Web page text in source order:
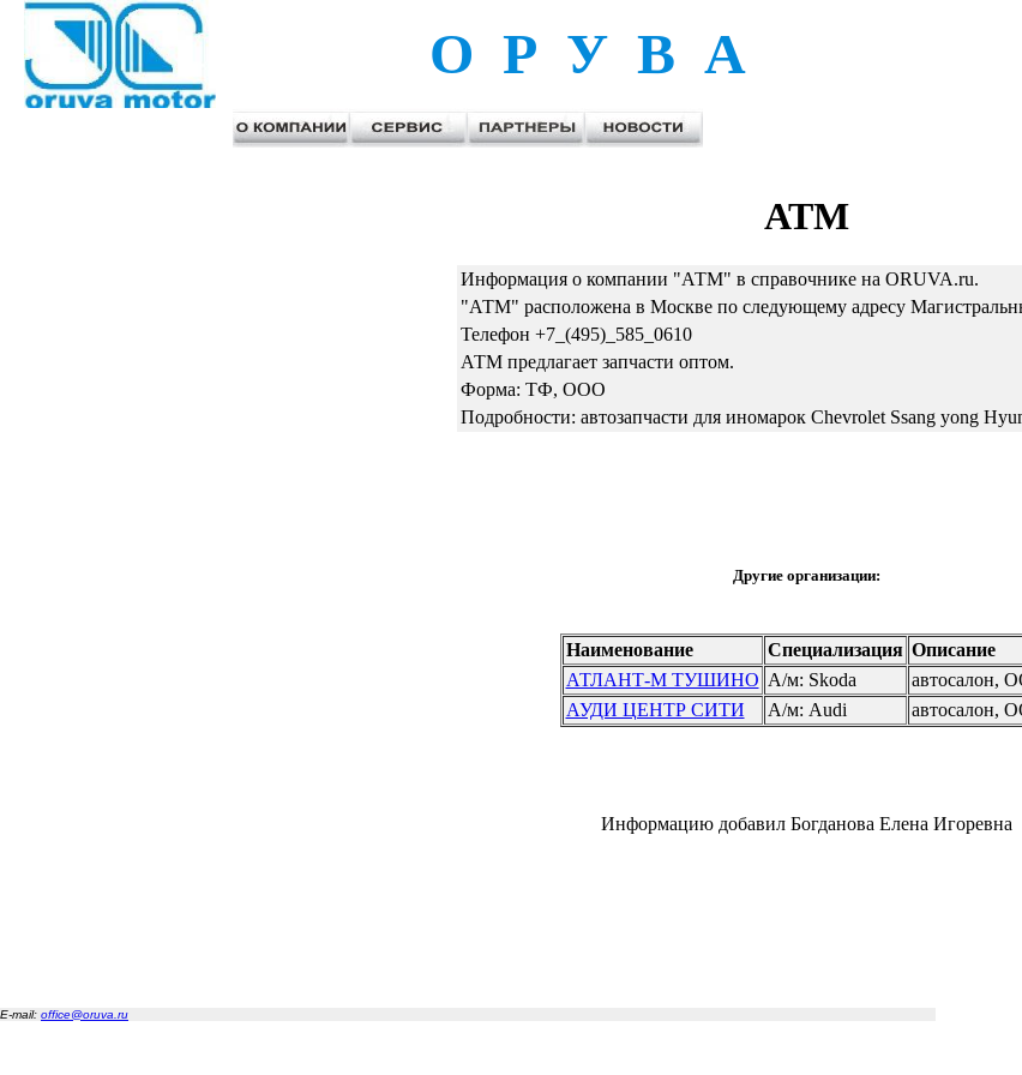
О Р У В А
АТМ
Информация о компании "АТМ" в справочнике на ORUVA.ru.
"АТМ" расположена в Москве по следующему адресу
Телефон +7_(495)_585_0610
АТМ предлагает запчасти оптом.
Форма: ТФ, ООО
Подробности: автозапчасти для иномарок Chevrolet Ssang yong
Другие организации:
Наименование Специализация Описание
АТЛАНТ-М ТУШИНО А/м: Skoda
автосалон,
АУДИ ЦЕНТР СИТИ
А/м: Audi автосалон,
Информацию добавил Богданова Елена Игоревна
E-mail: office@oruva.ru